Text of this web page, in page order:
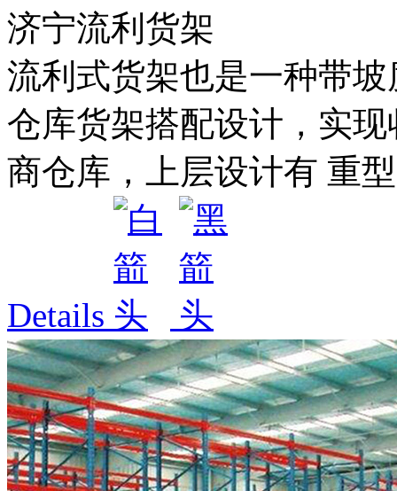
济宁流利货架
流利式货架也是一种带
仓库货架搭配设计，实
商仓库，上层设计有 重
Details